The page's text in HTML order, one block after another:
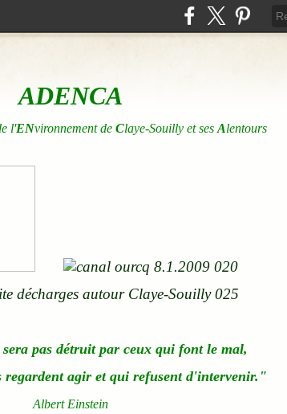
ADENCA
l'ENvironnement de Claye-Souilly et ses Alentours
sera pas détruit par ceux qui font le mal,
regardent agir et qui refusent d'intervenir."
Albert Einstein